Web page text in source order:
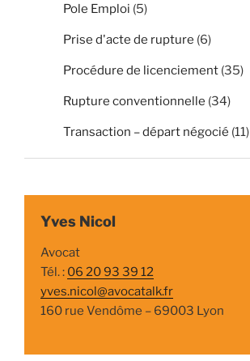
Pole Emploi (5)
Prise d'acte de rupture (6)
Procédure de licenciement (35)
Rupture conventionnelle (34)
Transaction – départ négocié (11)
Yves Nicol
Avocat
Tél. : 06 20 93 39 12
yves.nicol@avocatalk.fr
160 rue Vendôme – 69003 Lyon